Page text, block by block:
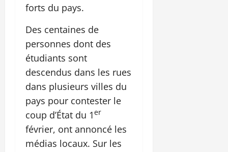
forts du pays.
Des centaines de
personnes dont des
étudiants sont
descendus dans les rues
dans plusieurs villes du
pays pour contester le
coup d’État du 1er
février, ont annoncé les
médias locaux. Sur les